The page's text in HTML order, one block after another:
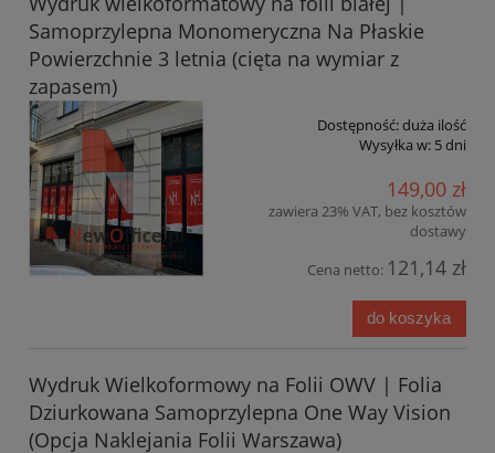
Samoprzylepna Monomeryczna Na Płaskie
Powierzchnie 3 letnia (cięta na wymiar z
zapasem)
Dostępność:duża ilość
Wysyłka w: 5 dni
149,00 zł
zawiera 23% VAT, bez kosztów
dostawy
Cena netto: 121,14 zł
do koszyka
Wydruk Wielkoformowy na Folii OWV | Folia
Dziurkowana Samoprzylepna One Way Vision
(Opcja Naklejania Folii Warszawa)